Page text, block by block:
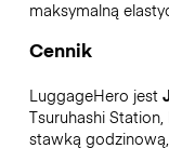
maksymalną
Cennik
LuggageHero jest
Tsuruhashi
stawką